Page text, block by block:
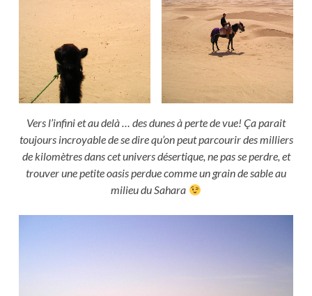
Vers l’infini et au delà … des dunes à perte de vue! Ça parait
toujours incroyable de se dire qu’on peut parcourir des milliers
de kilomètres dans cet univers désertique, ne pas se perdre, et
trouver une petite oasis perdue comme un grain de sable au
milieu du Sahara